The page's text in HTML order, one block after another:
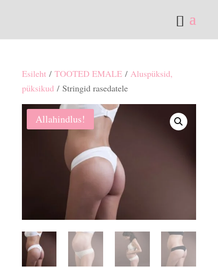
Esileht/ TOOTED EMALE/ Aluspüksid,
püksikud/ Stringid rasedatele
Allahindlus!